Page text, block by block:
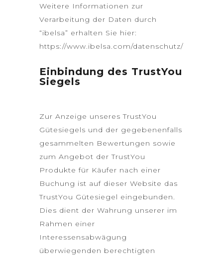
Weitere Informationen zur
Verarbeitung der Daten durch
“ibelsa” erhalten Sie hier:
https://www.ibelsa.com/datenschutz/
Einbindung des TrustYou
Siegels
Zur Anzeige unseres TrustYou
Gütesiegels und der gegebenenfalls
gesammelten Bewertungen sowie
zum Angebot der TrustYou
Produkte für Käufer nach einer
Buchung ist auf dieser Website das
TrustYou Gütesiegel eingebunden.
Dies dient der Wahrung unserer im
Rahmen einer
Interessensabwägung
überwiegenden berechtigten